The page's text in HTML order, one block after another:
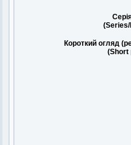
Короткий огляд
(Short